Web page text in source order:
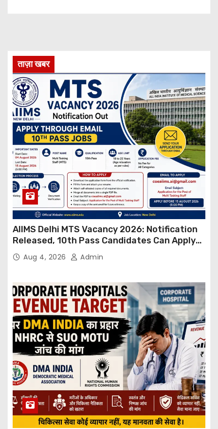
ताज़ा खबर
AIIMS Delhi MTS Vacancy 2026: Notification
Released, 10th Pass Candidates Can Apply
Through Email
Aug 4, 2026 Admin